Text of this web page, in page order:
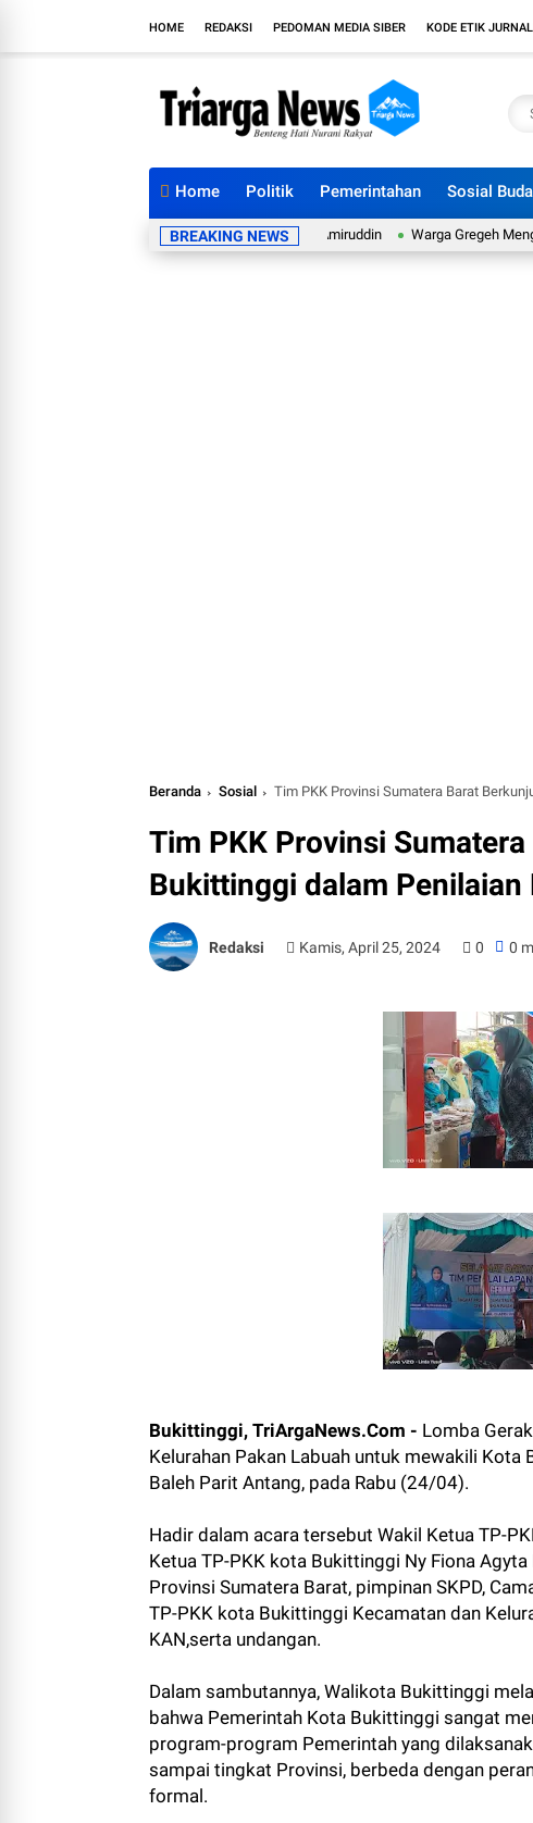
HOME REDAKSI PEDOMAN MEDIA SIBER KODE ETIK
Home Politik Pemerintahan Sosial
BREAKING NEWS
dalam Reses Anggota DPRD Yerry Amiruddin Warga Gregeh Mengadu ke
Beranda Sosial Tim PKK Provinsi Sumatera Barat
Tim PKK Provinsi
Bukittinggi dalam Penilaian
Redaksi Kamis, April 25, 2024 0 0
Bukittinggi, TriArgaNews.Com - Lomba
Kelurahan Pakan Labuah untuk mewakili
Baleh Parit Antang, pada Rabu (24/04).
Hadir dalam acara tersebut Wakil Ketua TP-
Ketua TP-PKK kota Bukittinggi Ny Fiona
Provinsi Sumatera Barat, pimpinan SKPD,
TP-PKK kota Bukittinggi Kecamatan dan
KAN,serta undangan.
Dalam sambutannya, Walikota Bukittinggi
bahwa Pemerintah Kota Bukittinggi sangat
program-program Pemerintah yang
sampai tingkat Provinsi, berbeda dengan
formal.